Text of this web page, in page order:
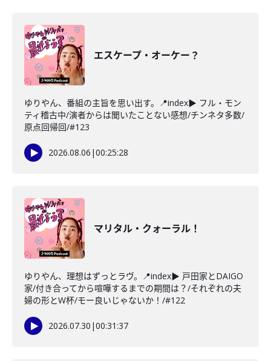
エスケープ・オーケー？
ゆりやん、番組の主旨を思い出す。📍index▶ フル・モン
ティ稽古中/演者からは聞いたことない感想/チンネタ多数/
原点回帰回/#123
2026.08.06 |00:25:28
マリタル・クォーラル！
ゆりやん、理想はずっとラヴ。📍index▶ 戸田家とDAIGO
家/付き合ってから喧嘩するまでの期間は？/それぞれの夫
婦の形とW杯/モー良いじゃないか！/#122
2026.07.30 |00:31:37